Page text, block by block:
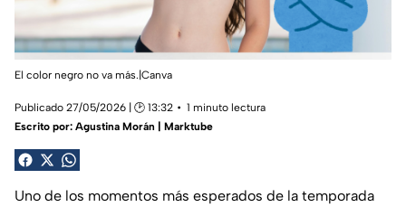
El color negro no va más.|Canva
Publicado 27/05/2026 | 🕑 13:32
1 minuto lectura
Escrito por: Agustina Morán | Marktube
Uno de los momentos más esperados de la temporada